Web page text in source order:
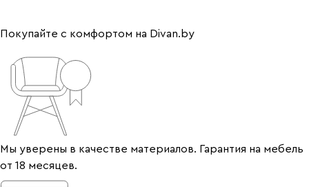
Покупайте с комфортом на Divan.by
Мы уверены в качестве материалов. Гарантия на мебель
от 18 месяцев.